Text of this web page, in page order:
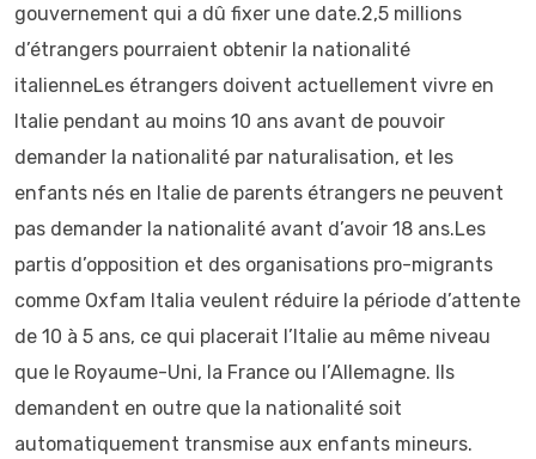
gouvernement qui a dû fixer une date.2,5 millions
d’étrangers pourraient obtenir la nationalité
italienneLes étrangers doivent actuellement vivre en
Italie pendant au moins 10 ans avant de pouvoir
demander la nationalité par naturalisation, et les
enfants nés en Italie de parents étrangers ne peuvent
pas demander la nationalité avant d’avoir 18 ans.Les
partis d’opposition et des organisations pro-migrants
comme Oxfam Italia veulent réduire la période d’attente
de 10 à 5 ans, ce qui placerait l’Italie au même niveau
que le Royaume-Uni, la France ou l’Allemagne. Ils
demandent en outre que la nationalité soit
automatiquement transmise aux enfants mineurs.